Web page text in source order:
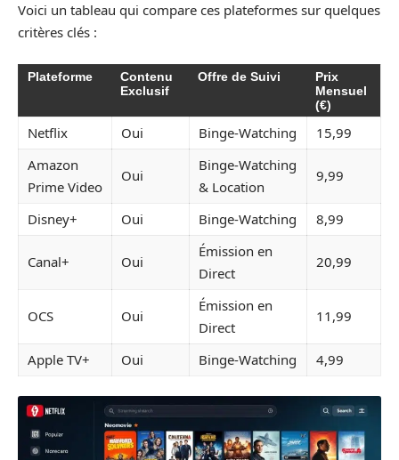
Voici un tableau qui compare ces plateformes sur quelques
critères clés :
Plateforme
Contenu
Exclusif
Offre de Suivi
Prix
Mensuel
(€)
Netflix Oui Binge-Watching
15,99
Amazon
Prime Video
Oui
Binge-Watching
& Location
9,99
Disney+ Oui Binge-Watching 8,99
Canal+ Oui
Émission en
Direct
20,99
OCS Oui
Émission en
Direct
11,99
Apple TV+ Oui Binge-Watching 4,99